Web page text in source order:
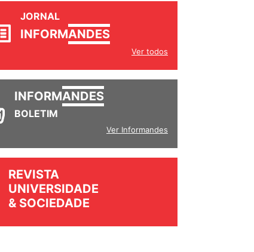
JORNAL
INFORMANDES
Ver todos
INFORMANDES
BOLETIM
Ver Informandes
REVISTA
UNIVERSIDADE
& SOCIEDADE